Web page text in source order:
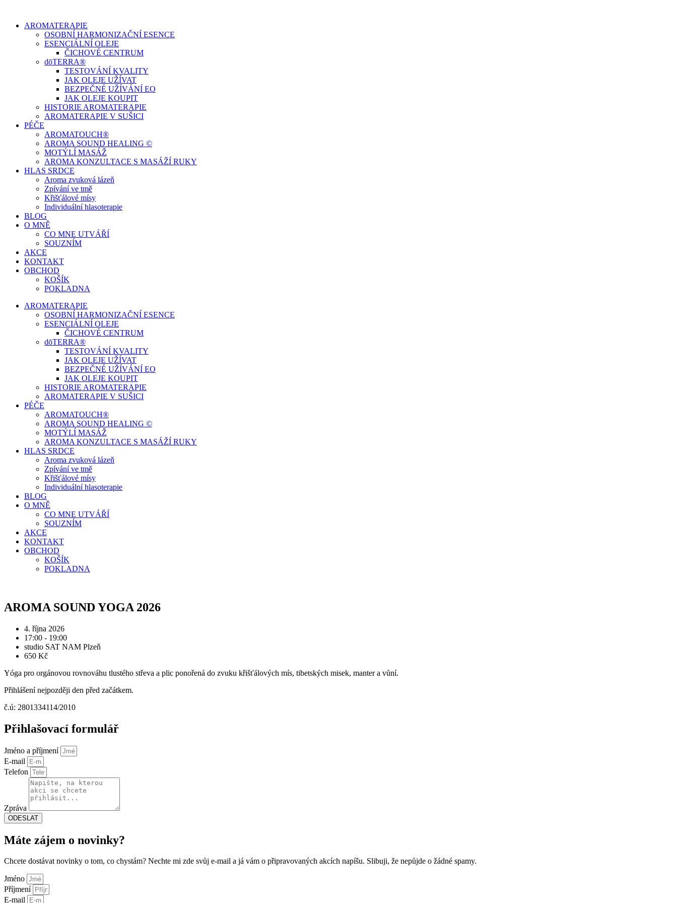
obsahuAROMATERAPIE
OSOBNÍ HARMONIZAČNÍ ESENCE
ESENCIÁLNÍ OLEJE
ČICHOVÉ CENTRUM
dōTERRA®
TESTOVÁNÍ KVALITY
JAK OLEJE UŽÍVAT
BEZPEČNÉ UŽÍVÁNÍ EO
JAK OLEJE KOUPIT
HISTORIE AROMATERAPIE
AROMATERAPIE V SUŠICI
PÉČE
AROMATOUCH®
AROMA SOUND HEALING ©
MOTÝLÍ MASÁŽ
AROMA KONZULTACE S MASÁŽÍ RUKY
HLAS SRDCE
Aroma zvuková lázeň
Zpívání ve tmě
Křišťálové mísy
Individuální hlasoterapie
BLOG
O MNĚ
CO MNE UTVÁŘÍ
SOUZNÍM
AKCE
KONTAKT
OBCHOD
KOŠÍK
POKLADNA
AROMATERAPIE
OSOBNÍ HARMONIZAČNÍ ESENCE
ESENCIÁLNÍ OLEJE
ČICHOVÉ CENTRUM
dōTERRA®
TESTOVÁNÍ KVALITY
JAK OLEJE UŽÍVAT
BEZPEČNÉ UŽÍVÁNÍ EO
JAK OLEJE KOUPIT
HISTORIE AROMATERAPIE
AROMATERAPIE V SUŠICI
PÉČE
AROMATOUCH®
AROMA SOUND HEALING ©
MOTÝLÍ MASÁŽ
AROMA KONZULTACE S MASÁŽÍ RUKY
HLAS SRDCE
Aroma zvuková lázeň
Zpívání ve tmě
Křišťálové mísy
Individuální hlasoterapie
BLOG
O MNĚ
CO MNE UTVÁŘÍ
SOUZNÍM
AKCE
KONTAKT
OBCHOD
KOŠÍK
POKLADNA
AROMA SOUND YOGA​ 2026
4. října 2026​
17:00 - 19:00​
studio SAT NAM Plzeň​
650 Kč​
Yóga pro orgánovou rovnováhu tlustého střeva a plic ponořená do zvuku křišťálových mís, tibetských misek, manter a vůní.
Přihlášení nejpozději den před začátkem.
č.ú: 2801334114/2010
Přihlašovací formulář
Jméno a příjmení
E-mail
Telefon
Zpráva
ODESLAT
Máte zájem o novinky?
Chcete dostávat novinky o tom, co chystám? Nechte mi zde svůj e-mail a já vám o připravovaných akcích napíšu. Slibuji, že nepůjde o žádné spamy.
Jméno
Příjmení
E-mail